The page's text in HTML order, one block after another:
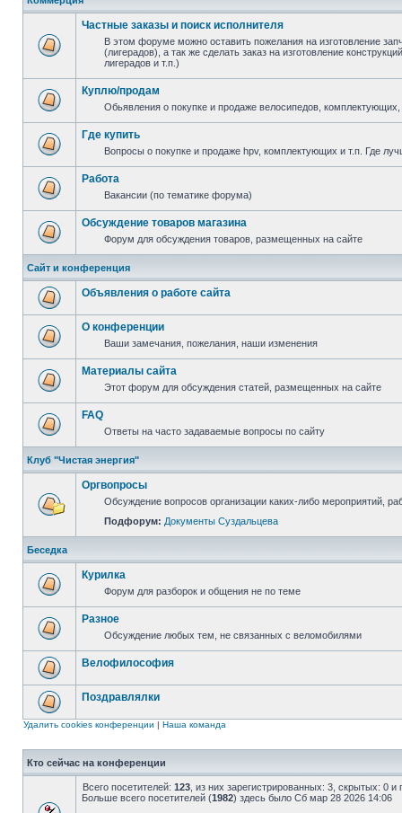
Частные заказы и поиск исполнителя
В этом форуме можно оставить пожелания на изготовление
(лигерадов), а так же сделать заказ на изготовление
лигерадов и т.п.)
Куплю/продам
Обьявления о покупке и продаже велосипедов,
Где купить
Вопросы о покупке и продаже hpv, комплектующих и т.п. Где
Работа
Вакансии (по тематике форума)
Обсуждение товаров магазина
Форум для обсуждения товаров, размещенных на сайте
Сайт и конференция
Объявления о работе сайта
О конференции
Ваши замечания, пожелания, наши изменения
Материалы сайта
Этот форум для обсуждения статей, размещенных на сайте
FAQ
Ответы на часто задаваемые вопросы по сайту
Клуб "Чистая энергия"
Оргвопросы
Обсуждение вопросов организации каких-либо мероприятий,
Подфорум: Документы Суздальцева
Беседка
Курилка
Форум для разборок и общения не по теме
Разное
Обсуждение любых тем, не связанных с веломобилями
Велофилософия
Поздравлялки
Удалить cookies конференции | Наша команда
Кто сейчас на конференции
Всего посетителей: 123 , из них зарегистрированных: 3, скрытых: 0
Больше всего посетителей (1982) здесь было Сб мар 28 2026 14:06